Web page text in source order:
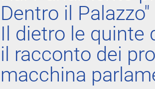
Dentro il Palazzo"
Il dietro le quinte
il racconto dei
macchina